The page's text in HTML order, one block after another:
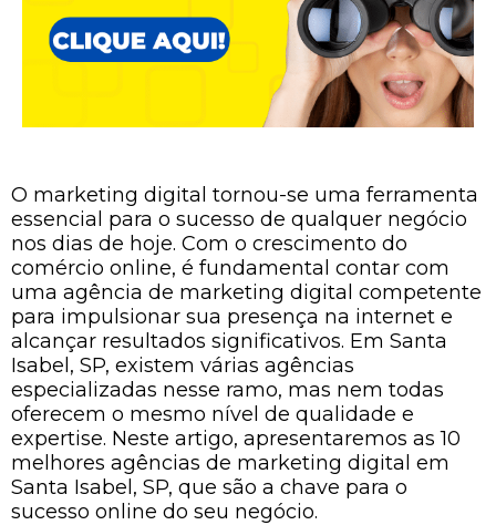
O marketing digital tornou-se uma ferramenta
essencial para o sucesso de qualquer negócio
nos dias de hoje. Com o crescimento do
comércio online, é fundamental contar com
uma agência de marketing digital competente
para impulsionar sua presença na internet e
alcançar resultados significativos. Em Santa
Isabel, SP, existem várias agências
especializadas nesse ramo, mas nem todas
oferecem o mesmo nível de qualidade e
expertise. Neste artigo, apresentaremos as 10
melhores agências de marketing digital em
Santa Isabel, SP, que são a chave para o
sucesso online do seu negócio.